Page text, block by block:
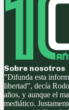
Sobre nosotros
"Difunda esta
libertad”, decía
años, y aunque el
mediático.